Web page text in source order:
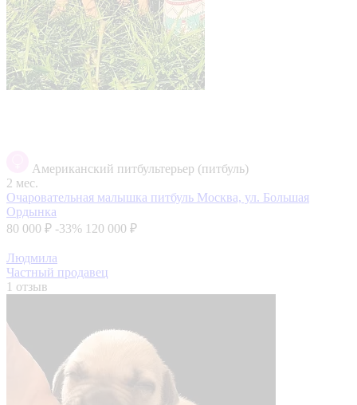
Американский питбультерьер (питбуль)
2 мес.
Очаровательная малышка питбуль Москва, ул. Большая
Ордынка
80 000 ₽ -33% 120 000 ₽
Людмила
Частный продавец
1 отзыв